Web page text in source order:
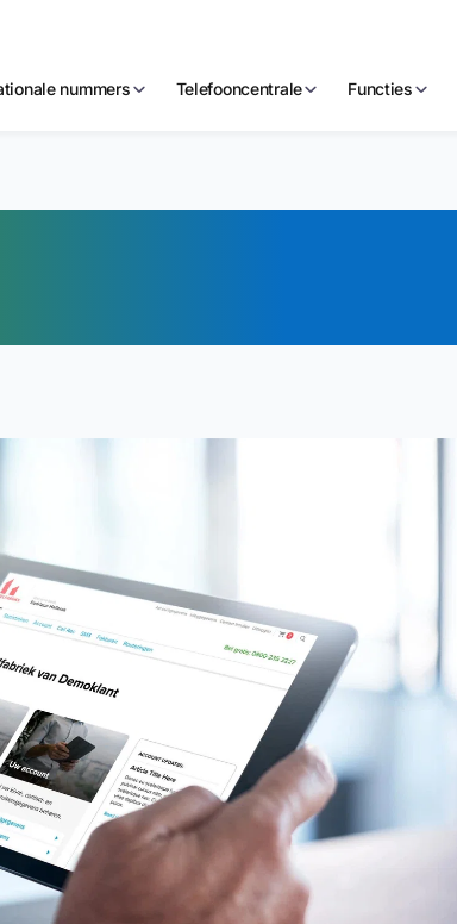
nummers Telefooncentrale Functies